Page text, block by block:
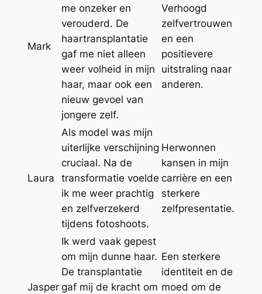
Mark
me onzeker en
verouderd. De
haartransplantatie
gaf me niet alleen
weer volheid in mijn
haar, maar ook een
nieuw gevoel van
jongere zelf.
Verhoogd
zelfvertrouwen
en een
positievere
uitstraling naar
anderen.
Laura
Als model was mijn
uiterlijke verschijning
cruciaal. Na de
transformatie voelde
ik me weer prachtig
en zelfverzekerd
tijdens fotoshoots.
Herwonnen
kansen in mijn
carrière en een
sterkere
zelfpresentatie.
Jasper
Ik werd vaak gepest
om mijn dunne haar.
De transplantatie
gaf mij de kracht om
Een sterkere
identiteit en de
moed om de